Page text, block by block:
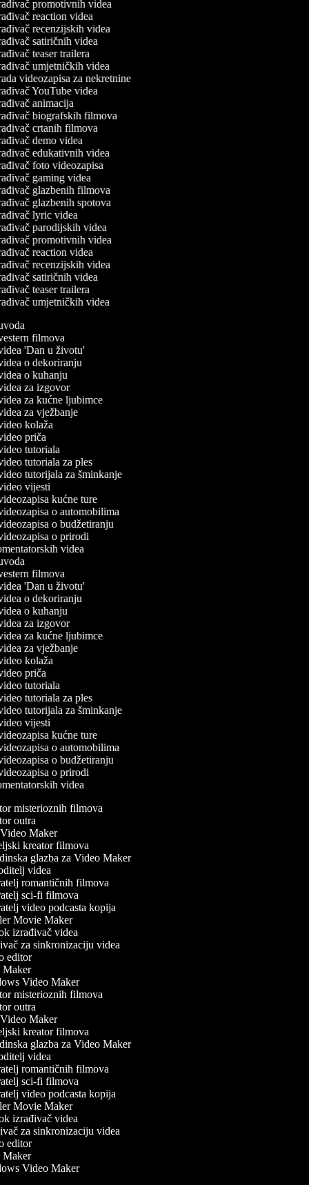
promotivnih videa
reaction videa
recenzijskih videa
satiričnih videa
teaser trailera
umjetničkih videa
videozapisa za nekretnine
YouTube videa
animacija
biografskih filmova
crtanih filmova
demo videa
edukativnih videa
foto videozapisa
gaming videa
glazbenih filmova
glazbenih spotova
lyric videa
parodijskih videa
promotivnih videa
reaction videa
recenzijskih videa
satiričnih videa
teaser trailera
umjetničkih videa
filmova
'Dan u životu'
o dekoriranju
o kuhanju
za izgovor
za kućne ljubimce
za vježbanje
kolaža
priča
tutoriala
tutoriala za ples
tutorijala za šminkanje
vijesti
kućne ture
o automobilima
o budžetiranju
o prirodi
videa
filmova
'Dan u životu'
o dekoriranju
o kuhanju
za izgovor
za kućne ljubimce
za vježbanje
kolaža
priča
tutoriala
tutoriala za ples
tutorijala za šminkanje
vijesti
kućne ture
o automobilima
o budžetiranju
o prirodi
videa
misterioznih filmova
outra
Maker
kreator filmova
glazba za Video Maker
videa
romantičnih filmova
sci-fi filmova
video podcasta kopija
Movie Maker
izrađivač videa
za sinkronizaciju videa
editor
Video Maker
misterioznih filmova
outra
Maker
kreator filmova
glazba za Video Maker
videa
romantičnih filmova
sci-fi filmova
video podcasta kopija
Movie Maker
izrađivač videa
za sinkronizaciju videa
editor
Video Maker